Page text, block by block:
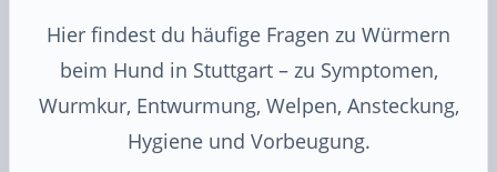
Hier findest du häufige Fragen zu Würmern
beim Hund in Stuttgart – zu Symptomen,
Wurmkur, Entwurmung, Welpen, Ansteckung,
Hygiene und Vorbeugung.